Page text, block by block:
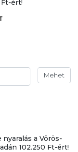
Ft-ért!
Mehet
a Vörös-
102.250 Ft-ért!